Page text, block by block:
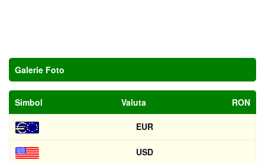
Galerie Foto
Simbol Valuta RON
EUR
USD